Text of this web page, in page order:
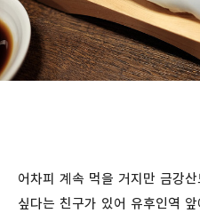
어차피 계속 먹을 거지만 금강
싶다는 친구가 있어 유후인역